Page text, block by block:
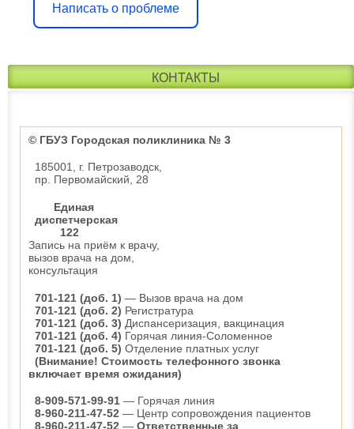
Написать о проблеме
КОНТАКТЫ
© ГБУЗ Городская поликлиника № 3
185001, г. Петрозаводск,
пр. Первомайский, 28
Единая
диспетчерская
122
Запись на приём к врачу,
вызов врача на дом,
консультация
701-121 (доб. 1) — Вызов врача на дом
701-121 (доб. 2) Регистратура
701-121 (доб. 3) Диспансеризация, вакцинация
701-121 (доб. 4) Горячая линия-Соломенное
701-121 (доб. 5) Отделение платных услуг
(Внимание! Стоимость телефонного звонка
включает время ожидания)
8-909-571-99-91 — Горячая линия
8-960-211-47-52 — Центр сопровождения пациентов
8-960-211-47-52 — Ответственные за